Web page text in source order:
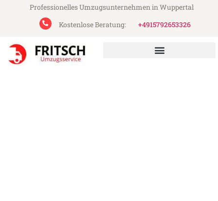
Professionelles Umzugsunternehmen in Wuppertal
Kostenlose Beratung:
+4915792653326